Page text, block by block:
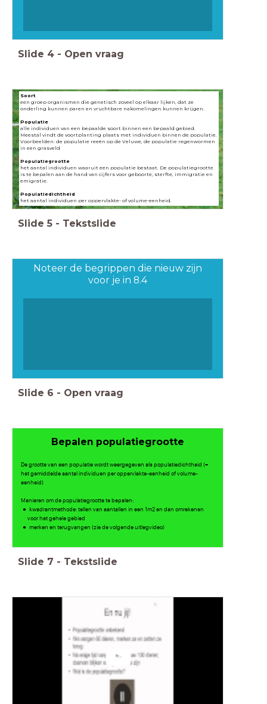
Slide 4 - Open vraag
Soort
een groep organismen die genetisch zoveel op elkaar lijken, dat ze
onderling kunnen paren en vruchtbare nakomelingen kunnen krijgen.
Populatie
alle individuen van een bepaalde soort binnen een bepaald gebied.
Meestal vindt de voortplanting plaats met individuen binnen de populatie.
Voorbeelden: de populatie reeën op de Veluwe, de populatie regenwormen
in een grasveld
Populatiegrootte
het aantal individuen waaruit een populatie bestaat. De populatiegrootte
is te bepalen aan de hand van cijfers voor geboorte, sterfte, immigratie en
emigratie.
Populatiedichtheid
het aantal individuen per oppervlakte- of volume-eenheid.
Slide 5 - Tekstslide
Noteer de begrippen die nieuw zijn
voor je in 8.4
Slide 6 - Open vraag
Bepalen populatiegrootte
De grootte van een populatie wordt weergegeven als populatiedichtheid (=
het gemiddelde aantal individuen per oppervlakte-eenheid of volume-
eenheid)
Manieren om de populatiegrootte te bepalen:
kwadrantmethode: tellen van aantallen in een 1m2 en dan omrekenen
voor het gehele gebied
merken en terugvangen (zie de volgende uitlegvideo)
Slide 7 - Tekstslide